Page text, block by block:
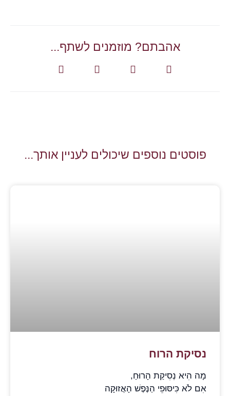
אהבתם? מוזמנים לשתף...
פוסטים נוספים שיכולים לעניין אותך...
נסיקת הרוח
מָה הִיא נְסִיקַת הָרוּחַ,
אִם לֹא כִּיסּוּפֵי הַנֶּפֶשׁ הָאֲזוּקָה